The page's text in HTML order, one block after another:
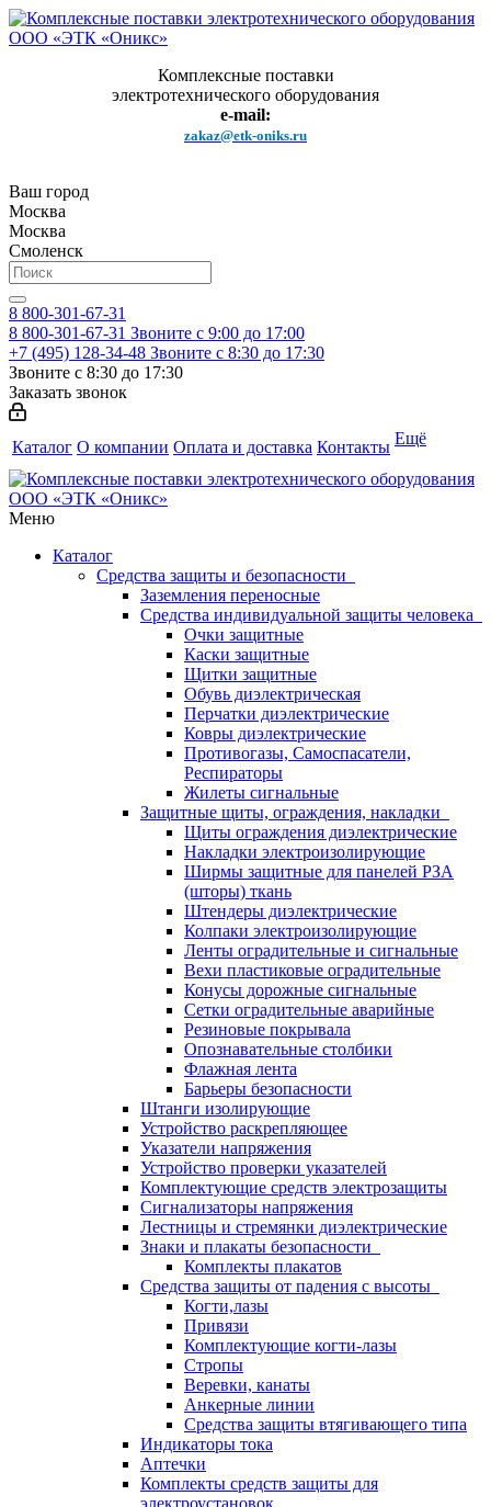
Комплексные поставки
электротехнического оборудования
e-mail:
zakaz@etk-oniks.ru
Ваш город
Москва
Москва
Смоленск
8 800-301-67-31
8 800-301-67-31 Звоните с 9:00 до 17:00
+7 (495) 128-34-48 Звоните с 8:30 до 17:30
Звоните с 8:30 до 17:30
Заказать звонок
Каталог О компании Оплата и доставка Контакты Ещё
Меню
Каталог
Средства защиты и безопасности
Заземления переносные
Средства индивидуальной защиты человека
Очки защитные
Каски защитные
Щитки защитные
Обувь диэлектрическая
Перчатки диэлектрические
Ковры диэлектрические
Противогазы, Самоспасатели,
Респираторы
Жилеты сигнальные
Защитные щиты, ограждения, накладки
Щиты ограждения диэлектрические
Накладки электроизолирующие
Ширмы защитные для панелей РЗА
(шторы) ткань
Штендеры диэлектрические
Колпаки электроизолирующие
Ленты оградительные и сигнальные
Вехи пластиковые оградительные
Конусы дорожные сигнальные
Сетки оградительные аварийные
Резиновые покрывала
Опознавательные столбики
Флажная лента
Барьеры безопасности
Штанги изолирующие
Устройство раскрепляющее
Указатели напряжения
Устройство проверки указателей
Комплектующие средств электрозащиты
Сигнализаторы напряжения
Лестницы и стремянки диэлектрические
Знаки и плакаты безопасности
Комплекты плакатов
Средства защиты от падения с высоты
Когти,лазы
Привязи
Комплектующие когти-лазы
Стропы
Веревки, канаты
Анкерные линии
Средства защиты втягивающего типа
Индикаторы тока
Аптечки
Комплекты средств защиты для
электроустановок